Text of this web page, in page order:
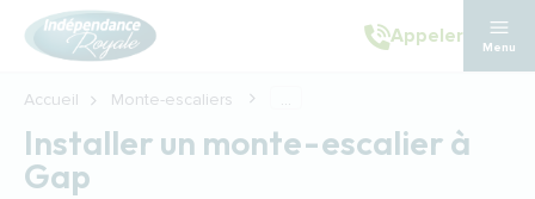
Aller au contenu principal
Appeler
Menu
Accueil Monte-escaliers ...
Installer un monte-escalier à
Gap